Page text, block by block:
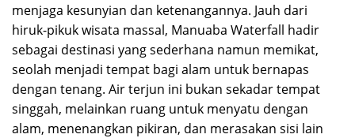
menjaga kesunyian dan ketenangannya. Jauh dari
hiruk-pikuk wisata massal, Manuaba Waterfall hadir
sebagai destinasi yang sederhana namun memikat,
seolah menjadi tempat bagi alam untuk bernapas
dengan tenang. Air terjun ini bukan sekadar tempat
singgah, melainkan ruang untuk menyatu dengan
alam, menenangkan pikiran, dan merasakan sisi lain